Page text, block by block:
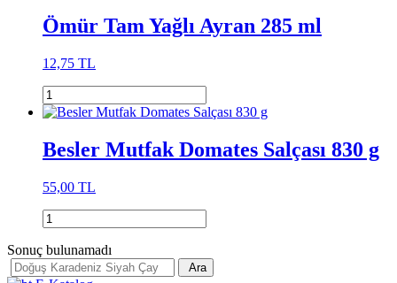
Ömür Tam Yağlı Ayran 285 ml
12,75 TL
Besler Mutfak Domates Salçası 830 g
55,00 TL
Sonuç bulunamadı
Ara